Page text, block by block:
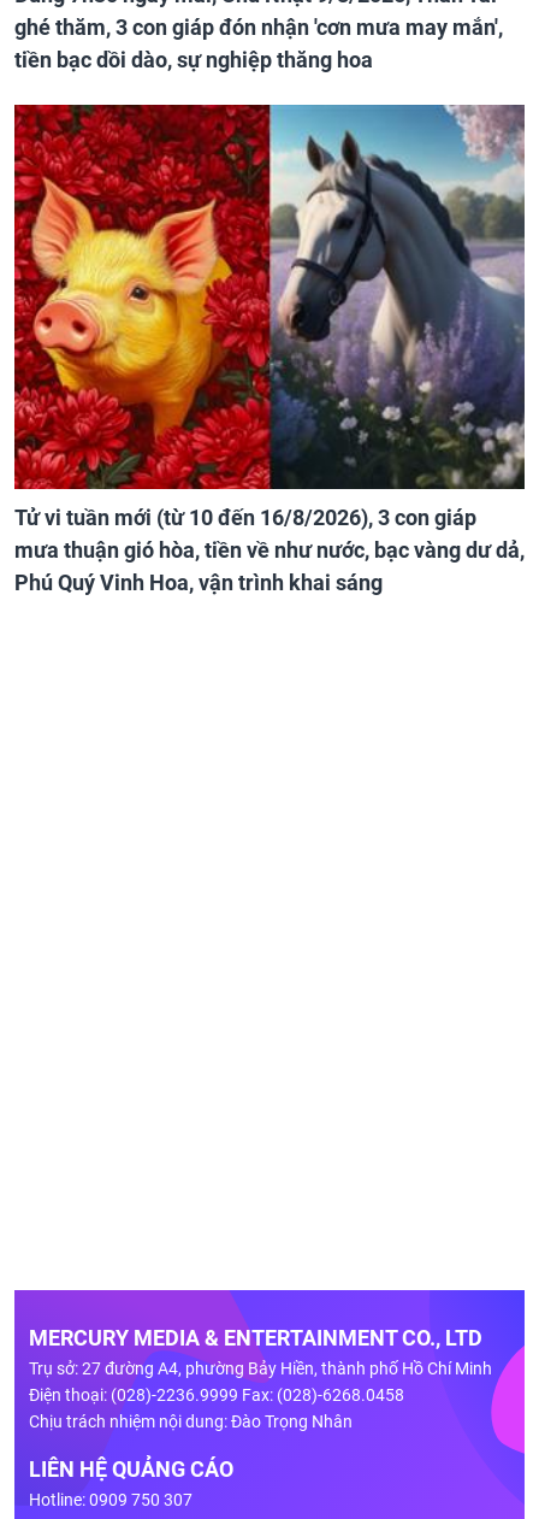
ghé thăm, 3 con giáp đón nhận 'cơn mưa may mắn',
tiền bạc dồi dào, sự nghiệp thăng hoa
Tử vi tuần mới (từ 10 đến 16/8/2026), 3 con giáp
mưa thuận gió hòa, tiền về như nước, bạc vàng dư dả,
Phú Quý Vinh Hoa, vận trình khai sáng
MERCURY MEDIA & ENTERTAINMENT CO., LTD
Trụ sở: 27 đường A4, phường Bảy Hiền, thành phố Hồ Chí Minh
Điện thoại: (028)-2236.9999 Fax: (028)-6268.0458
Chịu trách nhiệm nội dung: Đào Trọng Nhân
LIÊN HỆ QUẢNG CÁO
Hotline: 0909 750 307